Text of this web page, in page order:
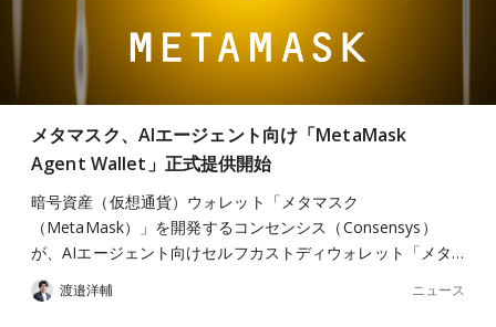
メタマスク、AIエージェント向け「MetaMask
Agent Wallet」正式提供開始
暗号資産（仮想通貨）ウォレット「メタマスク
（MetaMask）」を開発するコンセンシス（Consensys）
が、AIエージェント向けセルフカストディウォレット「メタ…
渡邉洋輔 ニュース